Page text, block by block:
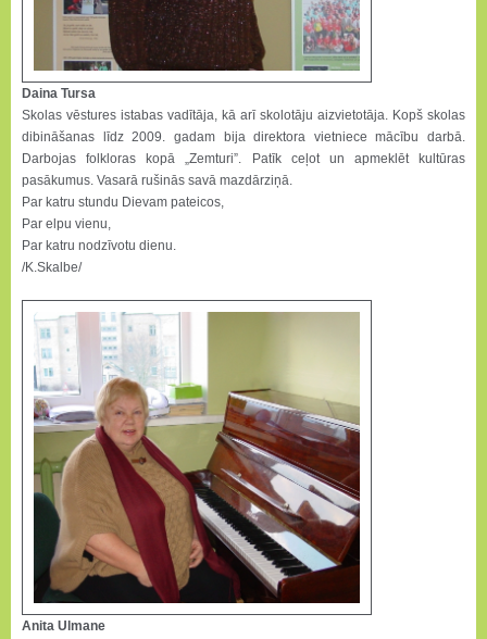
Daina Tursa
Skolas vēstures istabas vadītāja, kā arī skolotāju aizvietotāja. Kopš skolas
dibināšanas līdz 2009. gadam bija direktora vietniece mācību darbā.
Darbojas folkloras kopā „Zemturi”. Patīk ceļot un apmeklēt kultūras
pasākumus. Vasarā rušinās savā mazdārziņā.
Par katru stundu Dievam pateicos,
Par elpu vienu,
Par katru nodzīvotu dienu.
/K.Skalbe/
Anita Ulmane